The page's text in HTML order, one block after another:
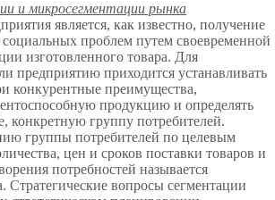
и микросегментации рынка
является, как известно, получение
проблем путем своевременной
изготовленного товара. Для
предприятию приходится устанавливать
конкурентные преимущества,
продукцию и определять
группу потребителей.
группы потребителей по целевым
цен и сроков поставки товаров и
потребностей называется
Стратегические вопросы сегментации